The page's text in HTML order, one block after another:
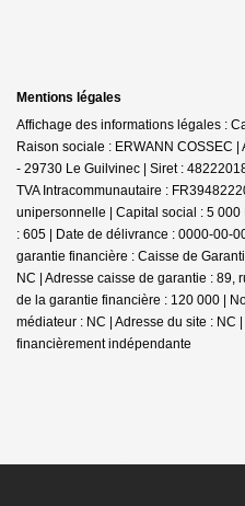
Mentions légales
Affichage des informations légales :
Raison sociale : ERWANN COSSEC
- 29730 Le Guilvinec | Siret :
TVA Intracommunautaire :
unipersonnelle | Capital social : 5 000
: 605 | Date de délivrance : 0000-00-
garantie financière : Caisse de
NC | Adresse caisse de garantie : 89,
de la garantie financière : 120 000 |
médiateur : NC | Adresse du site : NC |
financièrement indépendante